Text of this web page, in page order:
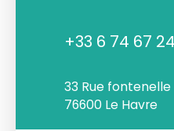
+33 6 74 67
33 Rue fontenelle
76600 Le Havre